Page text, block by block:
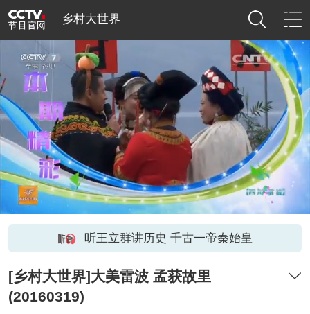
乡村大世界
听王立群讲历史 千古一帝秦始皇
[乡村大世界]大美雷波 孟获故里
(20160319)